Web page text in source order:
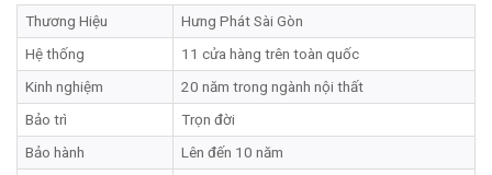
Thương Hiệu
Hưng Phát Sài Gòn
Hệ thống
11 cửa hàng trên toàn quốc
Kinh nghiệm
20 năm trong ngành nội thất
Bảo trì
Trọn đời
Bảo hành
Lên đến 10 năm